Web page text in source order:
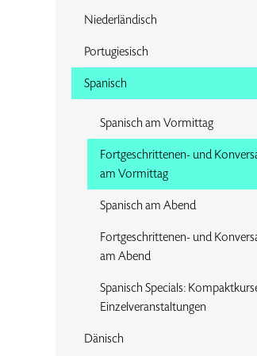
Niederländisch
Portugiesisch
Spanisch
Spanisch am Vormittag
Fortgeschrittenen- und
am Vormittag
Spanisch am Abend
Fortgeschrittenen- und
am Abend
Spanisch Specials:
Einzelveranstaltungen
Dänisch